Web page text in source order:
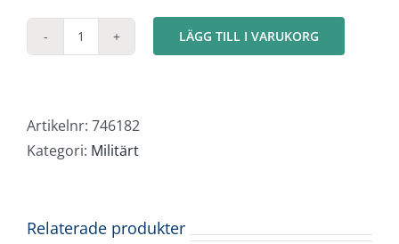
Stridsvagn
målning
mängd
LÄGG TILL I VARUKORG
Artikelnr: 746182
Kategori: Militärt
Relaterade produkter